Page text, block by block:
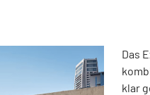
Das
klar